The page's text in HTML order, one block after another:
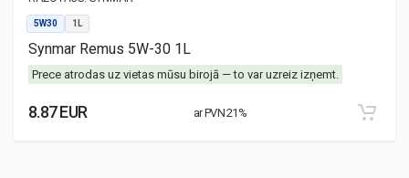
5W30 1L
Synmar Remus 5W-30 1L
Prece atrodas uz vietas mūsu birojā — to var uzreiz izņemt.
8.87 EUR ar PVN 21%